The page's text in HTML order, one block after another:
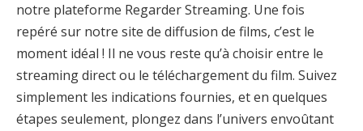
notre plateforme Regarder Streaming. Une fois
repéré sur notre site de diffusion de films, c’est le
moment idéal ! Il ne vous reste qu’à choisir entre le
streaming direct ou le téléchargement du film. Suivez
simplement les indications fournies, et en quelques
étapes seulement, plongez dans l’univers envoûtant